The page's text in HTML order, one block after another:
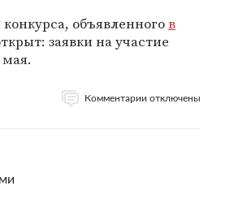
объявленногов
заявки на участие
Комментарии отключены